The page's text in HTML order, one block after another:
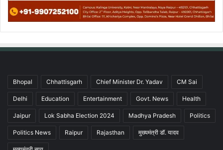
Bhopal Chhattisgarh Chief Minister Dr. Yadav CM Sai
Delhi Education Entertainment Govt. News Health
Jaipur Lok Sabha Election 2024 Madhya Pradesh Politics
Politics News Raipur Rajasthan मुख्यमंत्री डॉ. यादव